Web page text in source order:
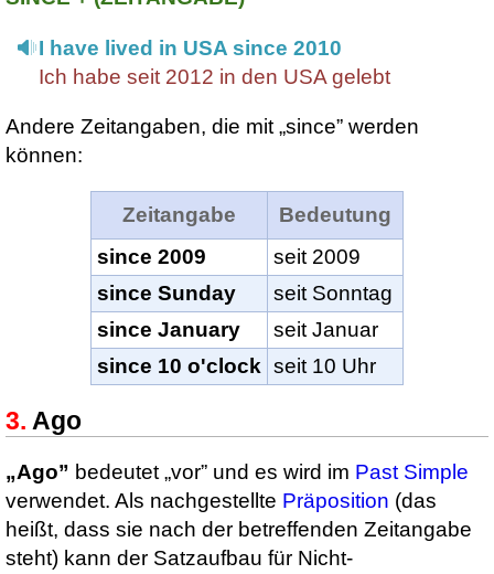
I have lived in USA since 2010
Ich habe seit 2012 in den USA gelebt
Andere Zeitangaben, die mit „since” werden
können:
Zeitangabe
Bedeutung
since 2009
seit 2009
since Sunday
seit Sonntag
since January
seit Januar
since 10 o'clock seit 10 Uhr
Ago
„Ago” bedeutet „vor” und es wird im Past Simple
verwendet. Als nachgestellte Präposition (das
heißt, dass sie nach der betreffenden Zeitangabe
steht) kann der Satzaufbau für Nicht-